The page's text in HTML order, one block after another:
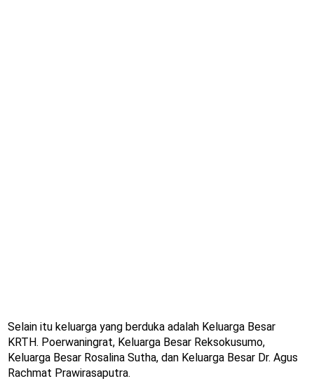
Selain itu keluarga yang berduka adalah Keluarga Besar
KRTH. Poerwaningrat, Keluarga Besar Reksokusumo,
Keluarga Besar Rosalina Sutha, dan Keluarga Besar Dr. Agus
Rachmat Prawirasaputra.